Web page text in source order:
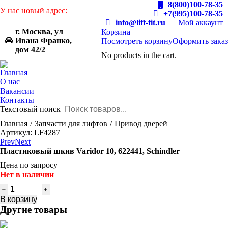
У нас новый адрес:
г. Москва, ул
Ивана Франко,
дом 42/2
8(800)100-78-35
+7(995)100-78-35
info@lift-fit.ru
Мой аккаунт
Корзина
Посмотреть корзинуОформить заказ
No products in the cart.
Главная
О нас
Вакансии
Контакты
Текстовый поиск
You are here:
Главная Запчасти для лифтов
Привод дверей
Артикул: LF4287
PrevNext
Пластиковый шкив Varidor 10, 622441, Schindler
Цена по запросу
Нет в наличии
Количество
товара
Пластиковый
шкив
Varidor
В корзину
Другие товары